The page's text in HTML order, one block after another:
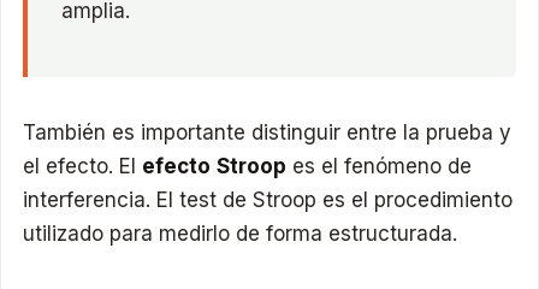
amplia.
También es importante distinguir entre la prueba y
el efecto. El efecto Stroop es el fenómeno de
interferencia. El test de Stroop es el procedimiento
utilizado para medirlo de forma estructurada.